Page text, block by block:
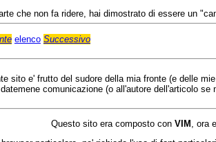
che non fa ridere, hai dimostrato di essere un
elenco Successivo
sito e' frutto del sudore della mia fronte (e delle
comunicazione (o all'autore dell'articolo
Questo sito era composto con VIM , ora